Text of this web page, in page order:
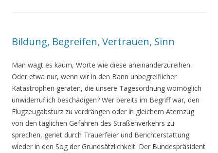
Bildung, Begreifen, Vertrauen, Sinn
Man wagt es kaum, Worte wie diese aneinanderzureihen.
Oder etwa nur, wenn wir in den Bann unbegreiflicher
Katastrophen geraten, die unsere Tagesordnung womöglich
unwiderruflich beschädigen? Wer bereits im Begriff war, den
Flugzeugabsturz zu verdrängen oder in gleichem Atemzug
von den täglichen Gefahren des Straßenverkehrs zu
sprechen, geriet durch Trauerfeier und Berichterstattung
wieder in den Sog der Grundsätzlichkeit. Der Bundespräsident